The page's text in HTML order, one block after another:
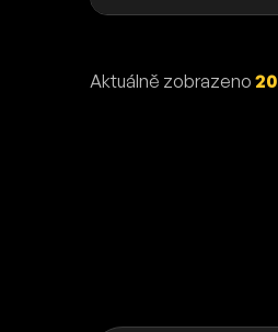
Aktuálně zobrazeno 20